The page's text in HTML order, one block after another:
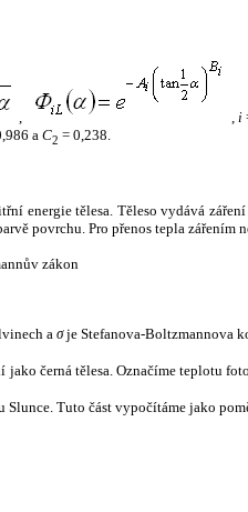
, , i
aC2 = 0,238.
energie tělesa. Těleso vydává
povrchu. Pro přenos tepla
zákon
a σje Stefanova-Boltzmannova
černá tělesa. Označíme teplotu
Slunce. Tuto část vypočítáme jako